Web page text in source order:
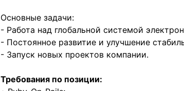
Основные задачи:
- Работа над глобальной системой
- Постоянное развитие и улучшение
- Запуск новых проектов компании.
Требования по позиции: